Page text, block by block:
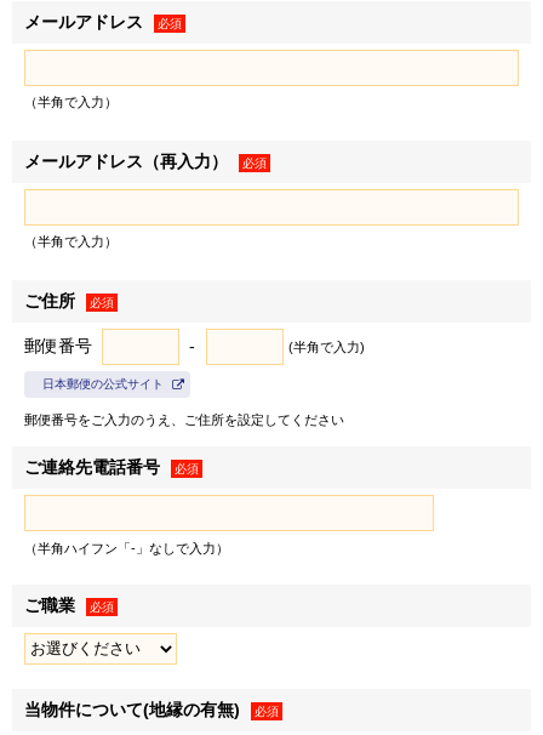
不利益を被ることがありますが、弊社に帰責事由がない限
り、弊社は責任を負いません。
利用目的
連結子会社とし、以下同じとします）は、お客様情報を以下
１．弊社の事業に関する商品・サービスの提供のため
＜例として、以下の利用目的が含まれます＞
• 郵便物・電子メール・電話等による営業活動
• 不動産に関するお客様との契約や取引の履行
• 不動産引渡し後のレジデンシャル・カスタマーサービス
の提供
メール・電話等による連絡、問い合わせ対応
食･住･遊･働に関わる商品・サービスの紹介
情報・特典の提供のため
• 各種セミナー・キャンペーン・イベントの案内
メールアドレス 必須
（半角で入力）
メールアドレス（再入力） 必須
（半角で入力）
ご住所 必須
郵便番号 - (半角で入力)
日本郵便の公式サイト
郵便番号をご入力のうえ、ご住所を設定してください
ご連絡先電話番号 必須
（半角ハイフン「-」なしで入力）
ご職業 必須
当物件について(地縁の有無) 必須